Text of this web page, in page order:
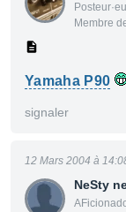
Membre
Yamaha P90
signaler
NeSty
12 Mars 2004 à